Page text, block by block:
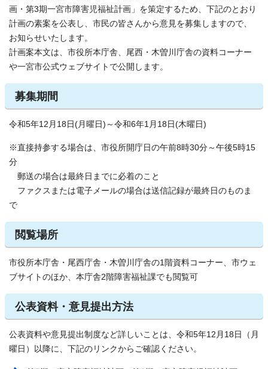
画・第3期一宮市障害児福祉計画」を策定するため、下記のとおり
計画の素案を公表し、市民の皆さんから意見を募集しますので、
お知らせいたします。
計画案本文は、市役所本庁舎、尾西・木曽川庁舎の資料コーナー
や一宮市公式ウェブサイトで公開します。
募集期間
令和5年12月18日(月曜日)～令和6年1月18日(木曜日)
※直接持参する場合は、市役所開庁日の午前8時30分～午後5時15
分
郵送の場合は最終日までに必着のこと
ファクスまたは電子メールの場合は送信記録が最終日のものま
で
閲覧場所
市役所本庁舎・尾西庁舎・木曽川庁舎の1階資料コーナー、市ウェ
ブサイトのほか、本庁舎2階障害福祉課でも閲覧可
公表資料・意見提出方法
公表資料や意見提出制度など詳しいことは、令和5年12月18日（月
曜日）以降に、下記のリンクからご確認ください。